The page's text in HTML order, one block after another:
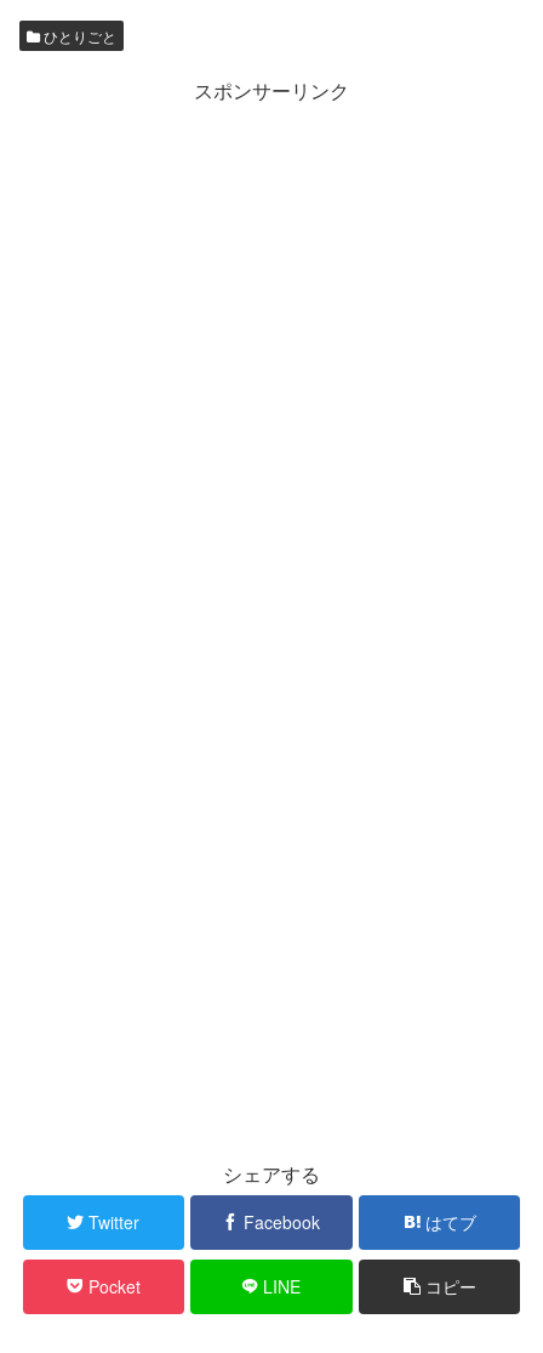
ひとりごと
スポンサーリンク
シェアする
Twitter Facebook はてブ
Pocket LINE コピー